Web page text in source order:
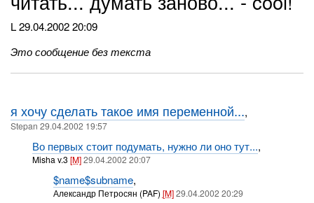
L29.04.2002 20:09
Это сообщение без текста
я хочу сделать такое имя переменной...,
Stepan 29.04.2002 19:57
Во первых стоит подумать, нужно ли оно тут...,
Misha v.3 [M] 29.04.2002 20:07
$name$subname,
Александр Петросян (PAF) [M]29.04.2002 20:29